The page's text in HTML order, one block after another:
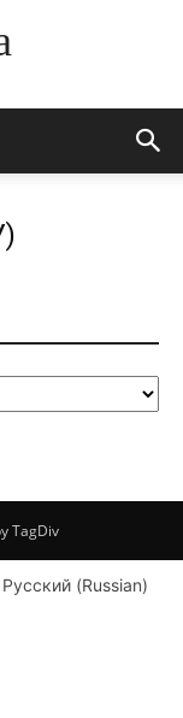
TagDiv
Русский (Russian)